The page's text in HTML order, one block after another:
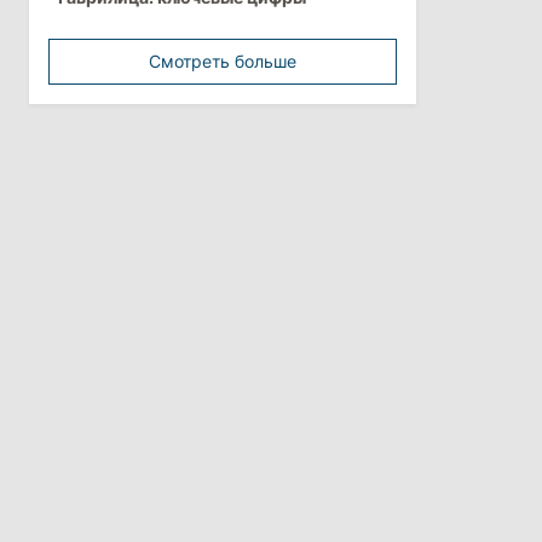
минимальной зарплатой
Политика
Анна Ревенко уходит с поста главы
Смотреть больше